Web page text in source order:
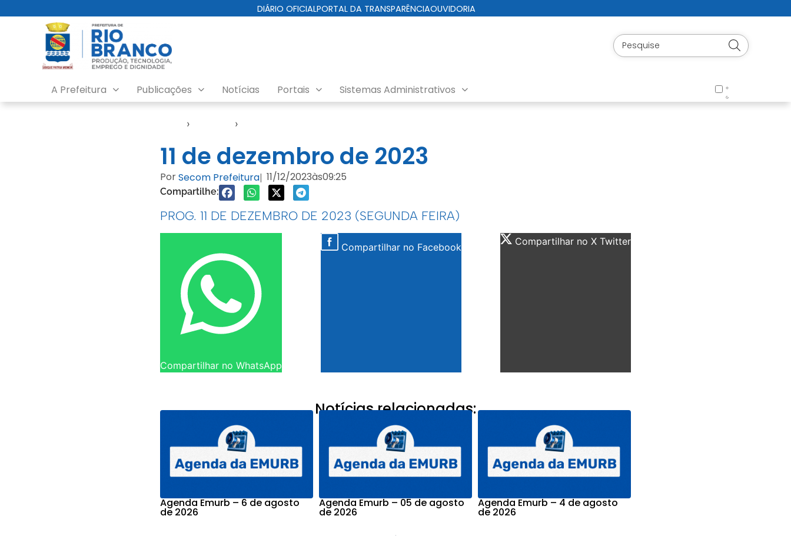
DIÁRIO OFICIALPORTAL DA TRANSPARÊNCIAOUVIDORIA
A Prefeitura Publicações Notícias Portais Sistemas Administrativos
› ›
11 de dezembro de 2023
PorSecom Prefeitura| 11/12/2023às09:25
Compartilhe:
PROG. 11 DE DEZEMBRO DE 2023 (SEGUNDA FEIRA)
Compartilhar no WhatsApp
Compartilhar no Facebook Compartilhar no X Twitter
Notícias relacionadas:
Agenda Emurb – 6 de agosto
de 2026
Agenda Emurb – 05 de agosto
de 2026
Agenda Emurb – 4 de agosto
de 2026